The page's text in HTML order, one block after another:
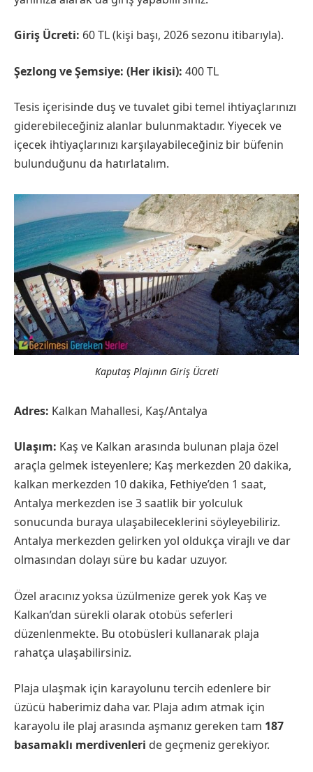
Giriş Ücreti: 60 TL (kişi başı, 2026 sezonu itibarıyla).
Şezlong ve Şemsiye: (Her ikisi): 400 TL
Tesis içerisinde duş ve tuvalet gibi temel ihtiyaçlarınızı
giderebileceğiniz alanlar bulunmaktadır. Yiyecek ve
içecek ihtiyaçlarınızı karşılayabileceğiniz bir büfenin
bulunduğunu da hatırlatalım.
Kaputaş Plajının Giriş Ücreti
Adres: Kalkan Mahallesi, Kaş/Antalya
Ulaşım: Kaş ve Kalkan arasında bulunan plaja özel
araçla gelmek isteyenlere; Kaş merkezden 20 dakika,
kalkan merkezden 10 dakika, Fethiye’den 1 saat,
Antalya merkezden ise 3 saatlik bir yolculuk
sonucunda buraya ulaşabileceklerini söyleyebiliriz.
Antalya merkezden gelirken yol oldukça virajlı ve dar
olmasından dolayı süre bu kadar uzuyor.
Özel aracınız yoksa üzülmenize gerek yok Kaş ve
Kalkan’dan sürekli olarak otobüs seferleri
düzenlenmekte. Bu otobüsleri kullanarak plaja
rahatça ulaşabilirsiniz.
Plaja ulaşmak için karayolunu tercih edenlere bir
üzücü haberimiz daha var. Plaja adım atmak için
karayolu ile plaj arasında aşmanız gereken tam 187
basamaklı merdivenleri de geçmeniz gerekiyor.